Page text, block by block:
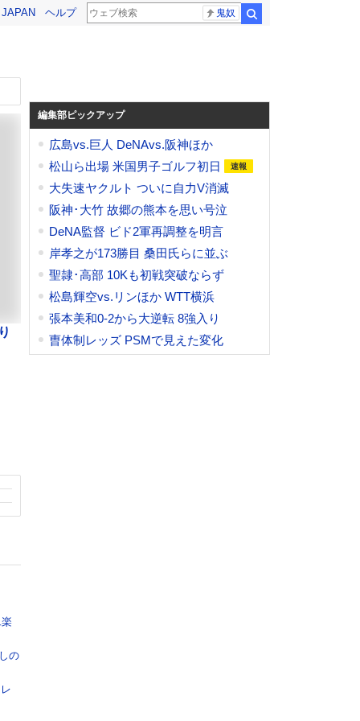
ヘルプ 鬼奴
の
編集部ピックアップ
広島vs.巨人 DeNAvs.阪神ほか
松山ら出場 米国男子ゴルフ初日
大失速ヤクルト ついに自力V消滅
阪神･大竹 故郷の熊本を思い号泣
DeNA監督 ビド2軍再調整を明言
岸孝之が173勝目 桑田氏らに並ぶ
聖隷･高部 10Kも初戦突破ならず
松島輝空vs.リンほか WTT横浜
張本美和0-2から大逆転 8強入り
曺体制レッズ PSMで見えた変化